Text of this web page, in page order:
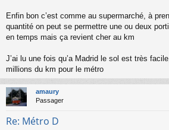
e
n
o
u
Enfin bon c’est comme au supermarché, à
quantité on peut se permettre une ou deux
en temps mais ça revient cher au km
J’ai lu une fois qu’a Madrid le sol est très
millions du km pour le métro
amaury
Passager
Re: Métro D